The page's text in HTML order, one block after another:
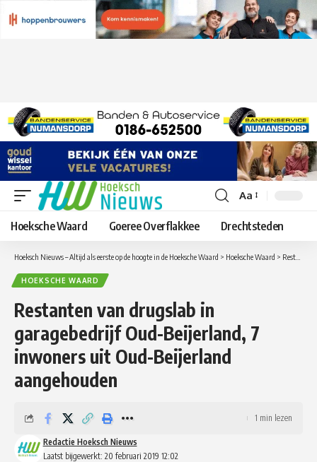
Lettergrootte
aanpassen
Aa
Hoeksche Waard Goeree Overflakkee Drechtsteden
Hoeksch Nieuws – Altijd als eerste op de hoogte in de Hoeksche Waard > Hoeksche Waard > Restanten van drugslab in garagebedrijf Oud-Beijerland, 7 inwoners uit Oud-Beijerland aangehouden
HOEKSCHE WAARD
Restanten van drugslab in
garagebedrijf Oud-Beijerland, 7
inwoners uit Oud-Beijerland
aangehouden
Laatst bijgewerkt: 20 februari 2019 12:02
Redactie Hoeksch Nieuws
1 min lezen